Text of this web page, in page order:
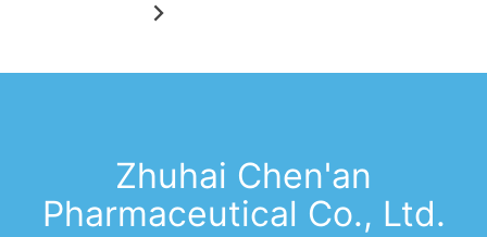
药品供应保障体系具有重
Zhuhai Chen'an
Pharmaceutical Co., Ltd.